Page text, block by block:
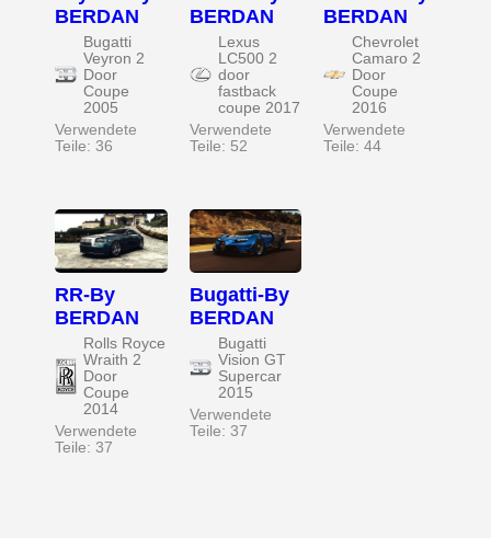
BERDAN
Bugatti
Veyron 2
Door
Coupe
2005
Verwendete
Teile: 36
BERDAN
Lexus
LC500 2
door
fastback
coupe 2017
Verwendete
Teile: 52
BERDAN
Chevrolet
Camaro 2
Door
Coupe
2016
Verwendete
Teile: 44
RR-By
BERDAN
Rolls Royce
Wraith 2
Door
Coupe
2014
Verwendete
Teile: 37
Bugatti-By
BERDAN
Bugatti
Vision GT
Supercar
2015
Verwendete
Teile: 37